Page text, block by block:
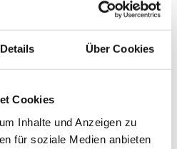
Details Über Cookies
Cookies
Inhalte und Anzeigen zu
für soziale Medien anbieten
aktualisiert: